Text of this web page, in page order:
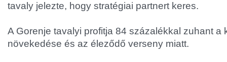
tavaly jelezte, hogy stratégiai partnert keres.
A Gorenje tavalyi profitja 84 százalékkal zuhant a
növekedése és az éleződő verseny miatt.